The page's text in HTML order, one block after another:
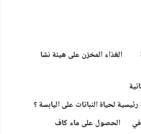
الغذاء المخزن على هيئة نشا
الحصول على ماء كاف